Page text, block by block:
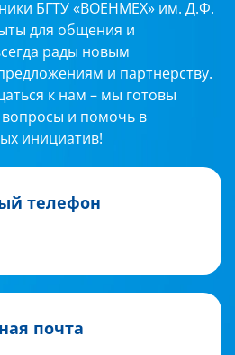
БГТУ «ВОЕНМЕХ» им. Д.Ф.
для общения и
рады новым
и партнерству.
к нам – мы готовы
вопросы и помочь в
инициатив!
телефон
почта